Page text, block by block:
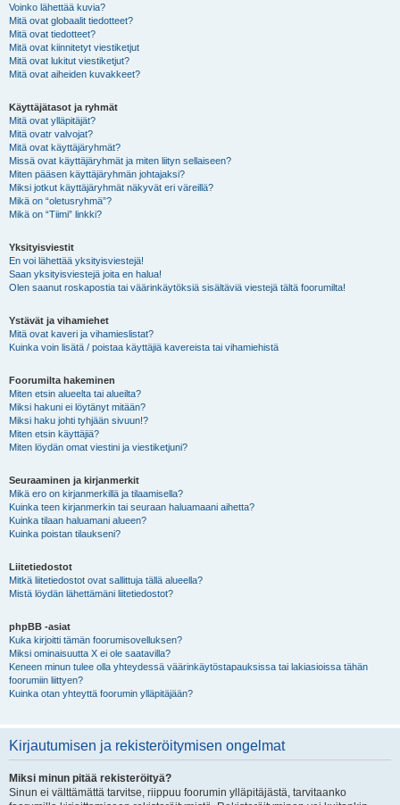
Voinko lähettää kuvia?
Mitä ovat globaalit tiedotteet?
Mitä ovat tiedotteet?
Mitä ovat kiinnitetyt viestiketjut
Mitä ovat lukitut viestiketjut?
Mitä ovat aiheiden kuvakkeet?
Käyttäjätasot ja ryhmät
Mitä ovat ylläpitäjät?
Mitä ovatr valvojat?
Mitä ovat käyttäjäryhmät?
Missä ovat käyttäjäryhmät ja miten liityn sellaiseen?
Miten pääsen käyttäjäryhmän johtajaksi?
Miksi jotkut käyttäjäryhmät näkyvät eri väreillä?
Mikä on “oletusryhmä”?
Mikä on “Tiimi” linkki?
Yksityisviestit
En voi lähettää yksityisviestejä!
Saan yksityisviestejä joita en halua!
Olen saanut roskapostia tai väärinkäytöksiä sisältäviä viestejä tältä foorumilta!
Ystävät ja vihamiehet
Mitä ovat kaveri ja vihamieslistat?
Kuinka voin lisätä / poistaa käyttäjiä kavereista tai vihamiehistä
Foorumilta hakeminen
Miten etsin alueelta tai alueilta?
Miksi hakuni ei löytänyt mitään?
Miksi haku johti tyhjään sivuun!?
Miten etsin käyttäjiä?
Miten löydän omat viestini ja viestiketjuni?
Seuraaminen ja kirjanmerkit
Mikä ero on kirjanmerkillä ja tilaamisella?
Kuinka teen kirjanmerkin tai seuraan haluamaani aihetta?
Kuinka tilaan haluamani alueen?
Kuinka poistan tilaukseni?
Liitetiedostot
Mitkä liitetiedostot ovat sallittuja tällä alueella?
Mistä löydän lähettämäni liitetiedostot?
phpBB -asiat
Kuka kirjoitti tämän foorumisovelluksen?
Miksi ominaisuutta X ei ole saatavilla?
Keneen minun tulee olla yhteydessä väärinkäytöstapauksissa tai lakiasioissa tähän
foorumiin liittyen?
Kuinka otan yhteyttä foorumin ylläpitäjään?
Kirjautumisen ja rekisteröitymisen ongelmat
Miksi minun pitää rekisteröityä?
Sinun ei välttämättä tarvitse, riippuu foorumin ylläpitäjästä, tarvitaanko